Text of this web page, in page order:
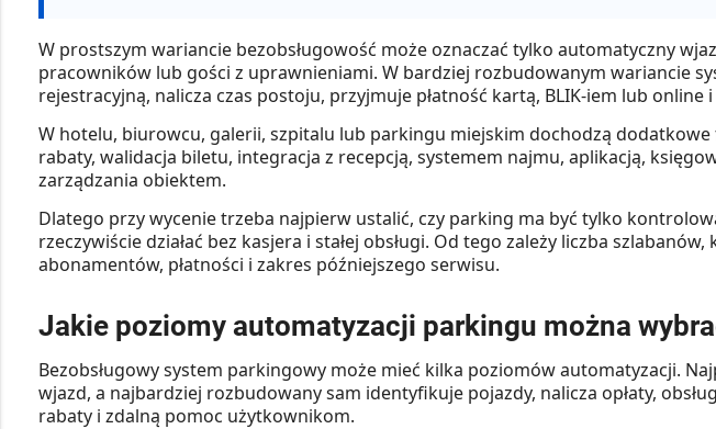
W prostszym wariancie bezobsługowość może oznaczać tylko automatyczny
pracowników lub gości z uprawnieniami. W bardziej rozbudowanym wariancie
rejestracyjną, nalicza czas postoju, przyjmuje płatność kartą, BLIK-iem lub
W hotelu, biurowcu, galerii, szpitalu lub parkingu miejskim dochodzą
rabaty, walidacja biletu, integracja z recepcją, systemem najmu, aplikacją,
zarządzania obiektem.
Dlatego przy wycenie trzeba najpierw ustalić, czy parking ma być tylko
rzeczywiście działać bez kasjera i stałej obsługi. Od tego zależy liczba
abonamentów, płatności i zakres późniejszego serwisu.
Jakie poziomy automatyzacji parkingu można
Bezobsługowy system parkingowy może mieć kilka poziomów automatyzacji.
wjazd, a najbardziej rozbudowany sam identyfikuje pojazdy, nalicza opłaty,
rabaty i zdalną pomoc użytkownikom.